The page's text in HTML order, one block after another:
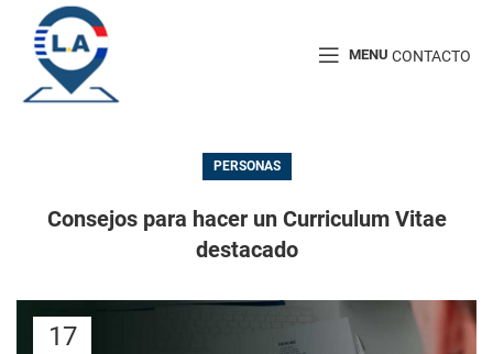
MENU CONTACTO
PERSONAS
Consejos para hacer un Curriculum Vitae
destacado
17